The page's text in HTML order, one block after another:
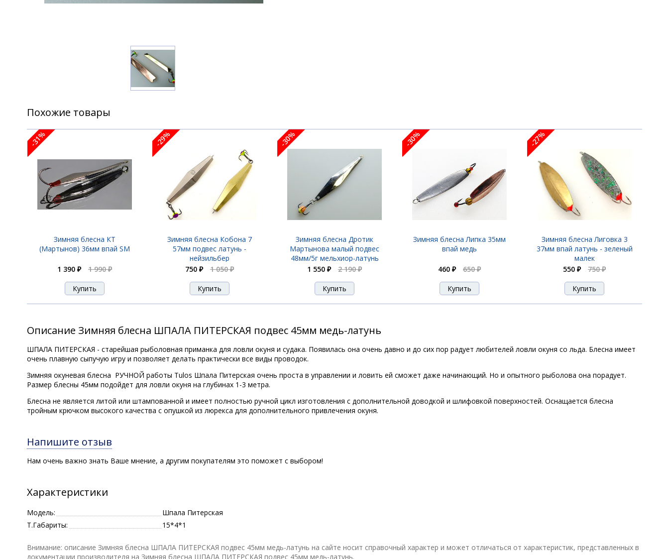
Похожие товары
-31%
Зимняя блесна КТ
(Мартынов) 36мм впай SM
1 390 ₽ 1 990 ₽
-29%
Зимняя блесна Кобона 7
57мм подвес латунь -
нейзильбер
750 ₽
1 050 ₽
-30%
Зимняя блесна Дротик
Мартынова малый подвес
48мм/5г мельхиор-латунь
1 550 ₽
2 190 ₽
-30%
Зимняя блесна Липка 35мм
впай медь
460 ₽ 650 ₽
-27%
Зимняя блесна Лиговка 3
37мм впай латунь - зеленый
малек
550 ₽
750 ₽
Описание Зимняя блесна ШПАЛА ПИТЕРСКАЯ подвес 45мм медь-латунь
ШПАЛА ПИТЕРСКАЯ - старейшая рыболовная приманка для ловли окуня и судака. Появилась она очень давно и до сих пор радует любителей ловли окуня со льда. Блесна имеет
очень плавную сыпучую игру и позволяет делать практически все виды проводок.
Зимняя окуневая блесна РУЧНОЙ работы Tulos Шпала Питерская очень проста в управлении и ловить ей сможет даже начинающий. Но и опытного рыболова она порадует.
Размер блесны 45мм подойдет для ловли окуня на глубинах 1-3 метра.
Блесна не является литой или штампованной и имеет полностью ручной цикл изготовления с дополнительной доводкой и шлифовкой поверхностей. Оснащается блесна
тройным крючком высокого качества с опушкой из люрекса для дополнительного привлечения окуня.
Напишите отзыв
Нам очень важно знать Ваше мнение, а другим покупателям это поможет с выбором!
Характеристики
Модель:
Шпала Питерская
Т.Габариты:
15*4*1
Внимание: описание Зимняя блесна ШПАЛА ПИТЕРСКАЯ подвес 45мм медь-латунь на сайте носит справочный характер и может отличаться от характеристик, представленных в
документации производителя на Зимняя блесна ШПАЛА ПИТЕРСКАЯ подвес 45мм медь-латунь.